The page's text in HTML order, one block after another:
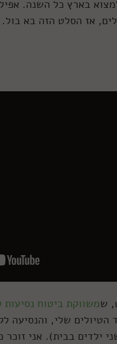
בארץ כל השנה.
אז הסלט הזה בא בול.
שמשווקת ביטוח נסיעות
שלי, והנסיעה
ילדים בבית). אני זוכר